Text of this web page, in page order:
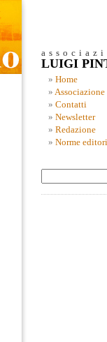
LUIGI
Home
Associazione
Contatti
Newsletter
Redazione
Norme